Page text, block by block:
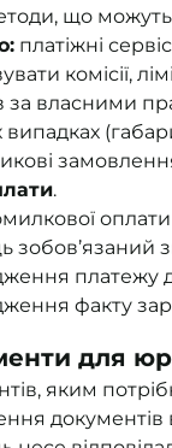
що
платіжні
комісії,
за власними
.
зобов’язаний
платежу
факту
для
яким
документів